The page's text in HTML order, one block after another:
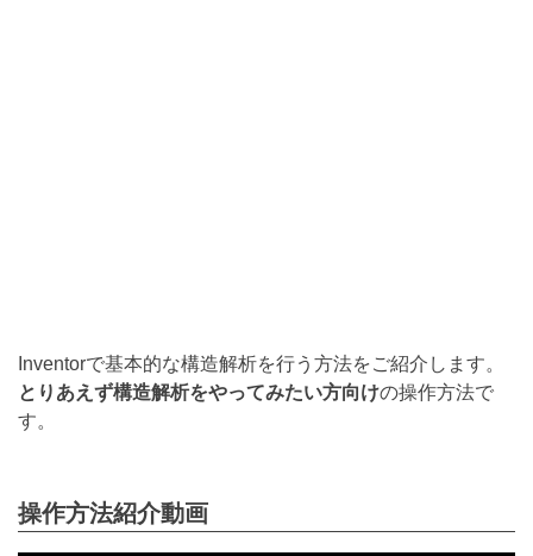
Inventorで基本的な構造解析を行う方法をご紹介します。
とりあえず構造解析をやってみたい方向けの操作方法で
す。
操作方法紹介動画